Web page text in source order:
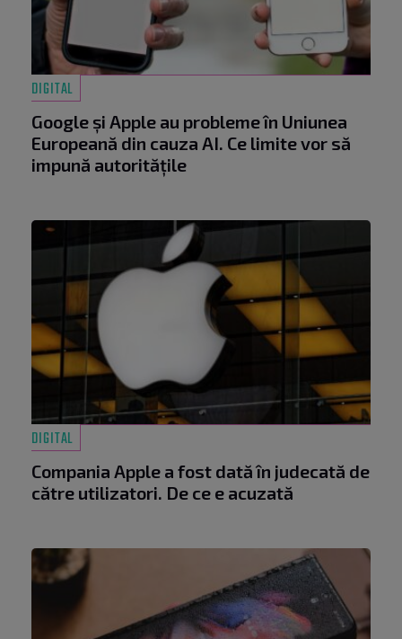
DIGITAL
Google și Apple au probleme în Uniunea
Europeană din cauza AI. Ce limite vor să
impună autoritățile
DIGITAL
Compania Apple a fost dată în judecată de
către utilizatori. De ce e acuzată